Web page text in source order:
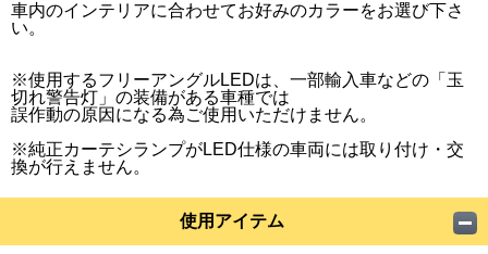
車内のインテリアに合わせてお好みのカラーをお選び下さ
い。
※使用するフリーアングルLEDは、一部輸入車などの「玉
切れ警告灯」の装備がある車種では
誤作動の原因になる為ご使用いただけません。
※純正カーテシランプがLED仕様の車両には取り付け・交
換が行えません。
使用アイテム